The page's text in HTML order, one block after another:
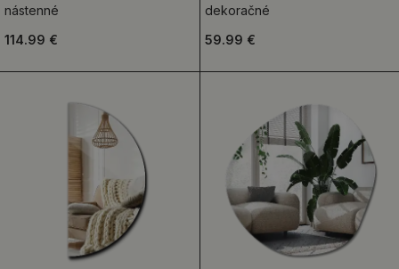
nástenné
114.99 €
dekoračné
59.99 €